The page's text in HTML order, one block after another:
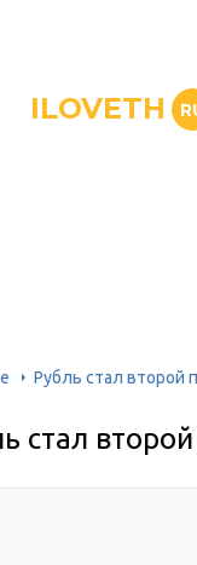
ILOVETH
Рубль стал второй
стал